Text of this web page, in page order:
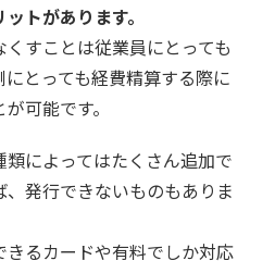
トがあります。
すことは従業員にとっても
とっても経費精算する際に
可能です。
によってはたくさん追加で
発行できないものもありま
きるカードや有料でしか対応